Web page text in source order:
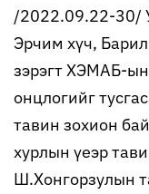
/2022.09.22-30/
Эрчим хүч,
зэрэгт ХЭМАБ-ын
онцлогийг
тавин зохион
хурлын үеэр
Ш.Хонгорзулын